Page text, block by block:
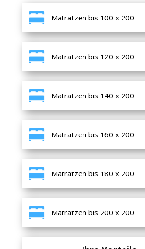
Matratzen bis 100 x 200
Matratzen bis 120 x 200
Matratzen bis 140 x 200
Matratzen bis 160 x 200
Matratzen bis 180 x 200
Matratzen bis 200 x 200